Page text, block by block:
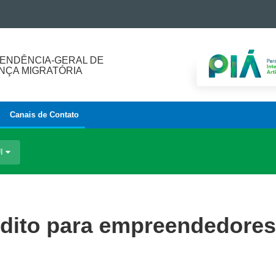
GERAL DE
MIGRATÓRIA
Canais de Contato
para empreendedores